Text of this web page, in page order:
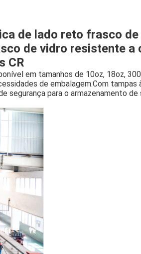
de lado reto frasco
de vidro resistente a
CR
em tamanhos de 10oz, 18oz,
de embalagem.Com tampas
segurança para o armazenamento de